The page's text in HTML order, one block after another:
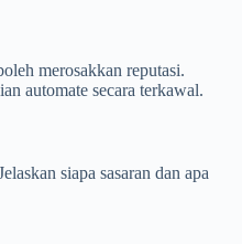
merosakkan reputasi.
automate secara terkawal.
siapa sasaran dan apa